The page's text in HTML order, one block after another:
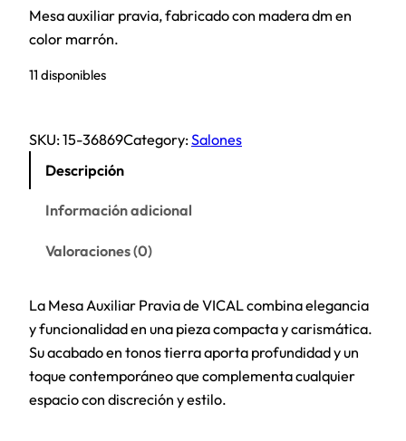
Mesa auxiliar pravia, fabricado con madera dm en
color marrón.
11 disponibles
SKU:15-36869Category:Salones
Descripción
Información adicional
Valoraciones (0)
La Mesa Auxiliar Pravia de VICAL combina elegancia
y funcionalidad en una pieza compacta y carismática.
Su acabado en tonos tierra aporta profundidad y un
toque contemporáneo que complementa cualquier
espacio con discreción y estilo.